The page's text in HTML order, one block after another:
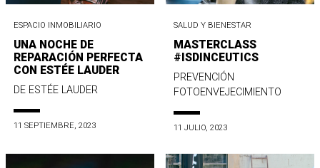
ESPACIO INMOBILIARIO
UNA NOCHE DE
REPARACIÓN PERFECTA
CON ESTÉE LAUDER
DE ESTÉE LAUDER
11 SEPTIEMBRE, 2023
SALUD Y BIENESTAR
MASTERCLASS
#ISDINCEUTICS
PREVENCIÓN
FOTOENVEJECIMIENTO
11 JULIO, 2023